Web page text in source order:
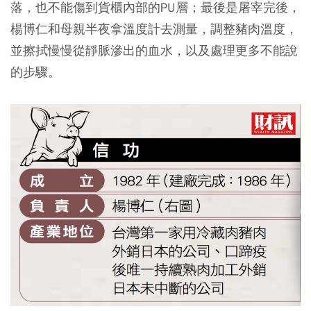
落，也不能傷到貨櫃內部的PU層；最後是屠宰完後，
楊博仁和母親半夜拿溫度計去測量，調整豬肉溫度，
並擦拭慢慢從靜脈滲出的血水，以及處理更多不能說
的步驟。